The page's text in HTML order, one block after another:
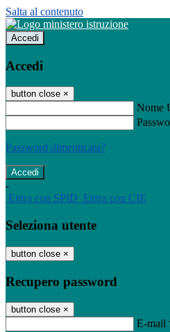
Salta al contenuto
Accedi
Accedi
button close ×
Nome
Password dimenticata?
-
Entra con SPID Entra con CIE
Seleziona utente
button close ×
Recupero password
button close ×
E-mail